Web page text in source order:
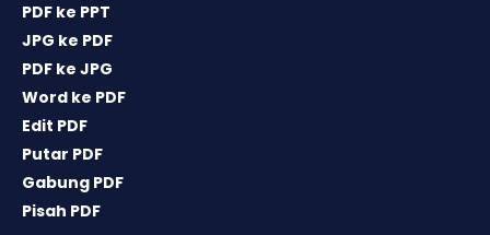
PDF ke PPT
JPG ke PDF
PDF ke JPG
Word ke PDF
Edit PDF
Putar PDF
Gabung PDF
Pisah PDF